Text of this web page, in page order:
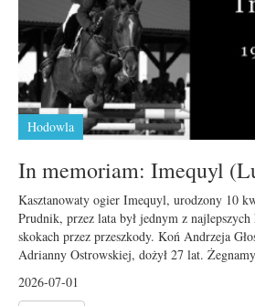
Hodowla
In memoriam: Imequyl
Kasztanowaty ogier Imequyl, urodzony 10
Prudnik, przez lata był jednym z
skokach przez przeszkody. Koń Andrzeja
Adrianny Ostrowskiej, dożył 27 lat.
2026-07-01